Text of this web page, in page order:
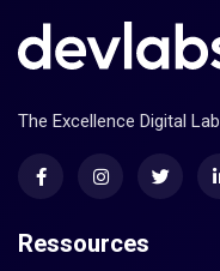
The Excellence Digital Lab
Ressources